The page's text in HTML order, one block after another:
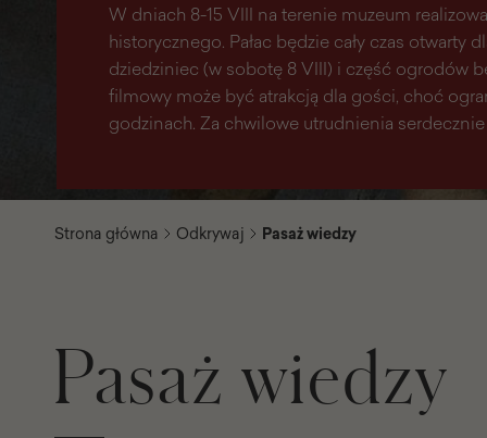
W dniach 8-15 VIII na terenie muzeum
historycznego. Pałac będzie cały czas otwarty
dziedziniec (w sobotę 8 VIII) i część ogrodów
filmowy może być atrakcją dla gości, choć
godzinach. Za chwilowe utrudnienia serdecznie
Strona główna Odkrywaj Pasaż wiedzy
Pasaż wiedzy